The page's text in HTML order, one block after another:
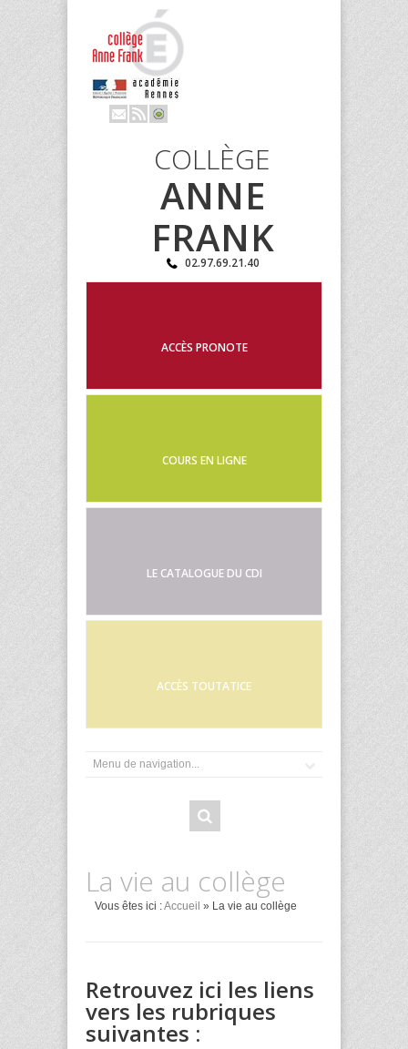
COLLÈGE
ANNE
FRANK
02.97.69.21.40
ACCÈS PRONOTE
COURS EN LIGNE
LE CATALOGUE DU CDI
ACCÈS TOUTATICE
La vie au collège
Vous êtes ici :Accueil » La vie au collège
Retrouvez ici les liens
vers les rubriques
suivantes :